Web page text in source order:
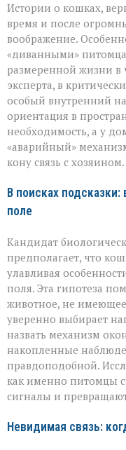
Истории о кошках,
время и после
воображение.
«диванными»
размеренной жизни в
эксперта, в
особый внутренний
ориентация в
необходимость, а у
«аварийный»
кону связь с хозяином.
В поисках
поле
Кандидат
предполагает, что
улавливая
поля. Эта гипотеза
животное, не
уверенно выбирает
назвать механизм
накопленные
правдоподобной.
как именно питомцы
сигналы и
Невидимая связь: